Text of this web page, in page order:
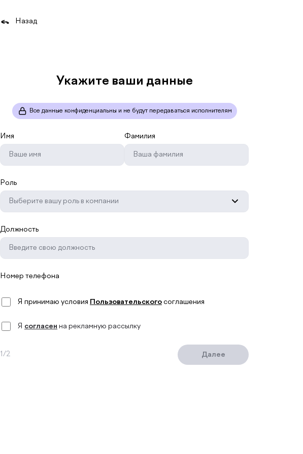
Назад
Укажите ваши данные
Все данные конфиденциальны и не будут передаваться исполнителям
Имя Фамилия
Роль
Должность
Номер телефона
Я принимаю условия Пользовательского соглашения
Я согласен на рекламную рассылку
1/2 Далее